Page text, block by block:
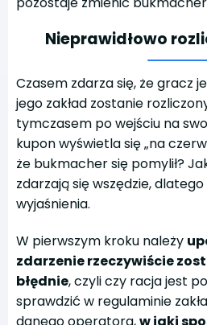
Nieprawidłowo
Czasem zdarza się, że gracz
jego zakład zostanie
tymczasem po wejściu na
kupon wyświetla się „na
że bukmacher się pomylił?
zdarzają się wszędzie,
wyjaśnienia.
W pierwszym kroku należy
zdarzenie rzeczywiście
błędnie, czyli czy racja jest
sprawdzić w regulaminie